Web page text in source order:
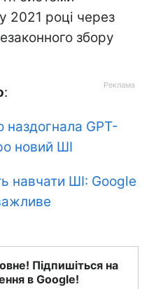
2021 році через
збору
:
GPT-
новий ШІ
навчати ШІ: Google
Підпишіться на
в Google!